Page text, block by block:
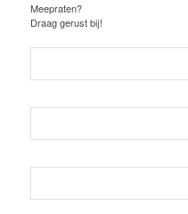
Meepraten?
Draag gerust bij!